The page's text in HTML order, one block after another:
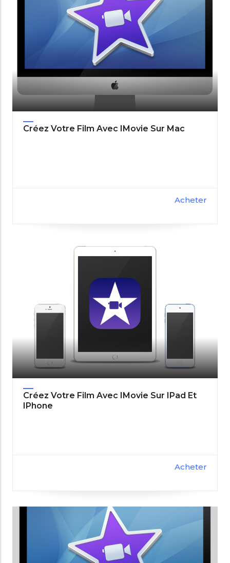
Créez Votre Film Avec IMovie Sur Mac
Acheter
Créez Votre Film Avec IMovie Sur IPad Et
IPhone
Acheter